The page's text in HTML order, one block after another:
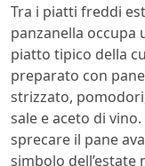
Tra i piatti freddi
panzanella occupa
piatto tipico della
preparato con
strizzato,
sale e aceto di
sprecare il pane
simbolo dell’estate